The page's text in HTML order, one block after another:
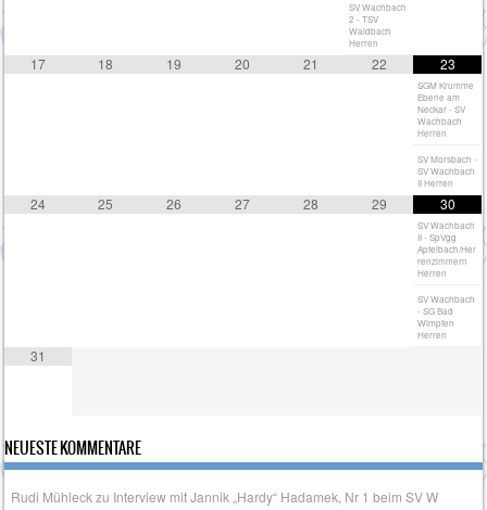
SV Wachbach
2 - TSV
Waldbach
Herren
17 18 19 20 21 22 23
SGM Krumme
Ebene am
Neckar - SV
Wachbach
Herren
SV Morsbach -
SV Wachbach
II Herren
24 25 26 27 28 29 30
SV Wachbach
II - SpVgg
Apfelbach/Her
renzimmern
Herren
SV Wachbach
- SG Bad
Wimpfen
Herren
31
NEUESTE KOMMENTARE
Rudi Mühleck zu Interview mit Jannik „Hardy“ Hadamek, Nr 1 beim SV W